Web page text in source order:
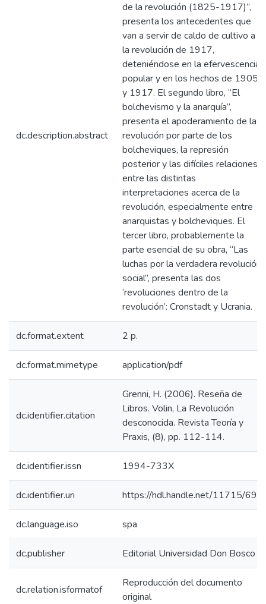
dc.description.abstract
de la revolución (1825-1917)”,
presenta los antecedentes que
van a servir de caldo de cultivo a
la revolución de 1917,
deteniéndose en la efervescencia
popular y en los hechos de 1905
y 1917. El segundo libro, “El
bolchevismo y la anarquía”,
presenta el apoderamiento de la
revolución por parte de los
bolcheviques, la represión
posterior y las difíciles relaciones
entre las distintas
interpretaciones acerca de la
revolución, especialmente entre
anarquistas y bolcheviques. El
tercer libro, probablemente la
parte esencial de su obra, “Las
luchas por la verdadera revolución
social”, presenta las dos
‘revoluciones dentro de la
revolución’: Cronstadt y Ucrania.
dc.format.extent 2 p.
dc.format.mimetype application/pdf
dc.identifier.citation
Grenni, H. (2006). Reseña de
Libros. Volin, La Revolución
desconocida. Revista Teoría y
Praxis, (8), pp. 112-114.
dc.identifier.issn 1994-733X
dc.identifier.uri https://hdl.handle.net/11715/691
dc.language.iso spa
dc.publisher Editorial Universidad Don Bosco
dc.relation.isformatof
Reproducción del documento
original